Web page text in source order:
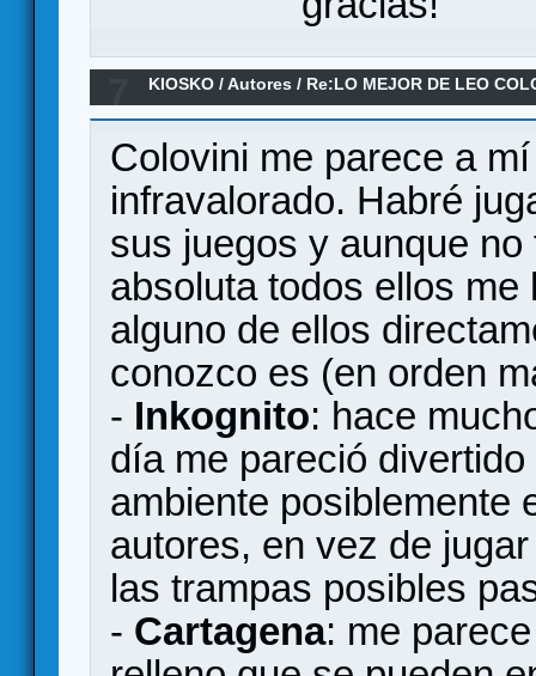
KIOSKO /Autores / Re:LO MEJOR DE LEO
Colovini me parece a
infravalorado. Habré
sus juegos y aunque
absoluta todos ellos
alguno de ellos
conozco es (en orden
- Inkognito: hace
día me pareció
ambiente posiblemente
autores, en vez de
las trampas posibles
- Cartagena: me